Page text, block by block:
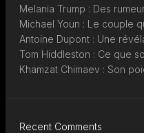
Melania Trump : Des
Michael Youn : Le couple
Antoine Dupont : Une
Tom Hiddleston : Ce que
Khamzat Chimaev : Son
Recent Comments